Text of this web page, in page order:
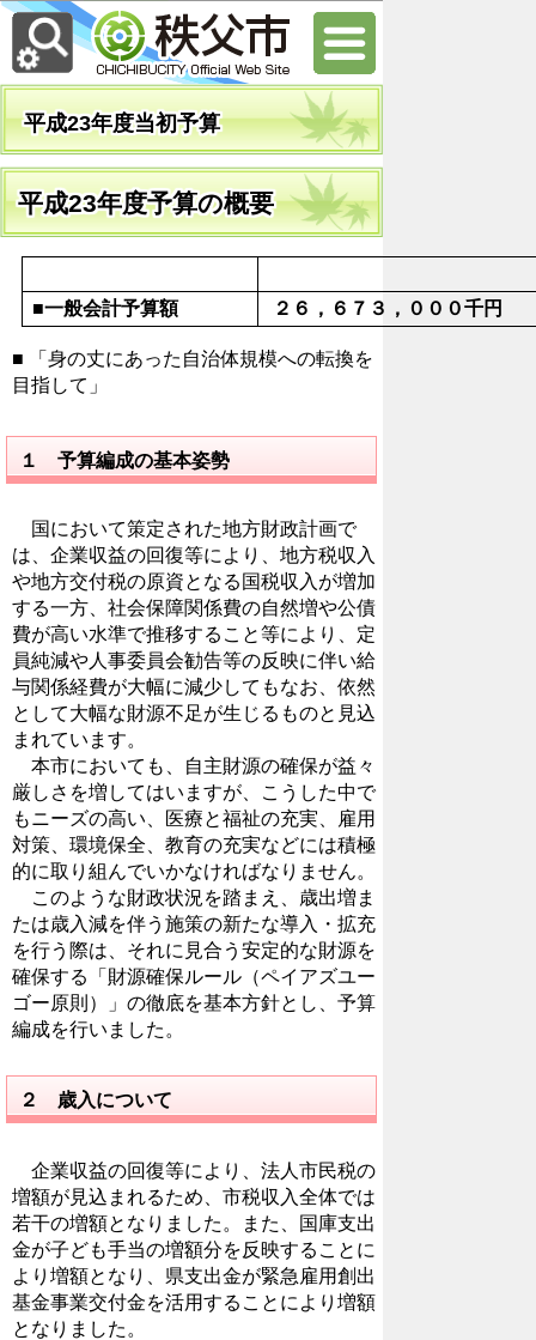
平成23年度当初予算
平成23年度予算の概要
■一般会計予算額 ２６，６７３，０００千円
■ 「身の丈にあった自治体規模への転換を
目指して」
１ 予算編成の基本姿勢
国において策定された地方財政計画で
は、企業収益の回復等により、地方税収入
や地方交付税の原資となる国税収入が増加
する一方、社会保障関係費の自然増や公債
費が高い水準で推移すること等により、定
員純減や人事委員会勧告等の反映に伴い給
与関係経費が大幅に減少してもなお、依然
として大幅な財源不足が生じるものと見込
まれています。
本市においても、自主財源の確保が益々
厳しさを増してはいますが、こうした中で
もニーズの高い、医療と福祉の充実、雇用
対策、環境保全、教育の充実などには積極
的に取り組んでいかなければなりません。
このような財政状況を踏まえ、歳出増ま
たは歳入減を伴う施策の新たな導入・拡充
を行う際は、それに見合う安定的な財源を
確保する「財源確保ルール（ペイアズユー
ゴー原則）」の徹底を基本方針とし、予算
編成を行いました。
２ 歳入について
企業収益の回復等により、法人市民税の
増額が見込まれるため、市税収入全体では
若干の増額となりました。また、国庫支出
金が子ども手当の増額分を反映することに
より増額となり、県支出金が緊急雇用創出
基金事業交付金を活用することにより増額
となりました。